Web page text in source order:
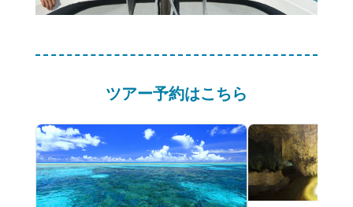
ツアー予約はこちら